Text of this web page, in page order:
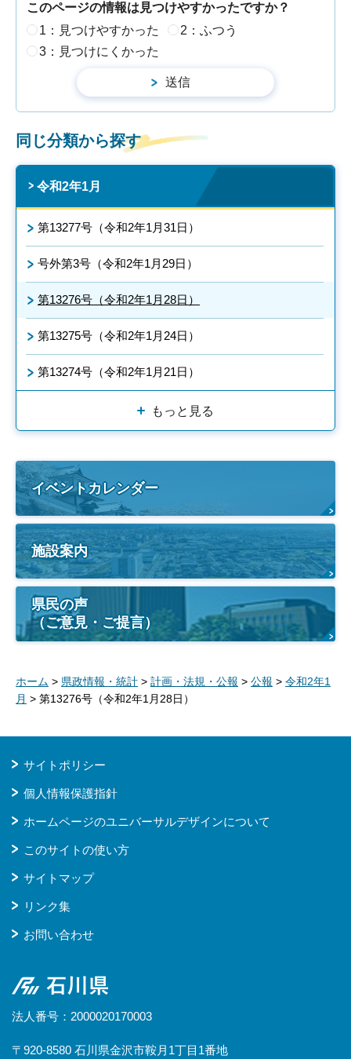
このページの情報は見つけやすかったですか？
1：見つけやすかった
2：ふつう
3：見つけにくかった
同じ分類から探す
令和2年1月
第13277号（令和2年1月31日）
号外第3号（令和2年1月29日）
第13276号（令和2年1月28日）
第13275号（令和2年1月24日）
第13274号（令和2年1月21日）
もっと見る
イベントカレンダー
施設案内
県民の声
（ご意見・ご提言）
ホーム > 県政情報・統計 > 計画・法規・公報 > 公報 > 令和2年1
月 > 第13276号（令和2年1月28日）
サイトポリシー
個人情報保護指針
ホームページのユニバーサルデザインについて
このサイトの使い方
サイトマップ
リンク集
お問い合わせ
石川県
法人番号：2000020170003
〒920-8580 石川県金沢市鞍月1丁目1番地